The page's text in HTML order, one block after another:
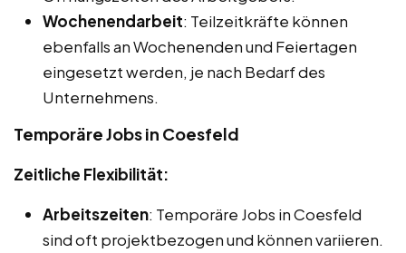
Wochenendarbeit: Teilzeitkräfte können
ebenfalls an Wochenenden und Feiertagen
eingesetzt werden, je nach Bedarf des
Unternehmens.
Temporäre Jobs in Coesfeld
Zeitliche Flexibilität:
Arbeitszeiten: Temporäre Jobs in Coesfeld
sind oft projektbezogen und können variieren.